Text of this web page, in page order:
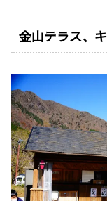
金山テラス、